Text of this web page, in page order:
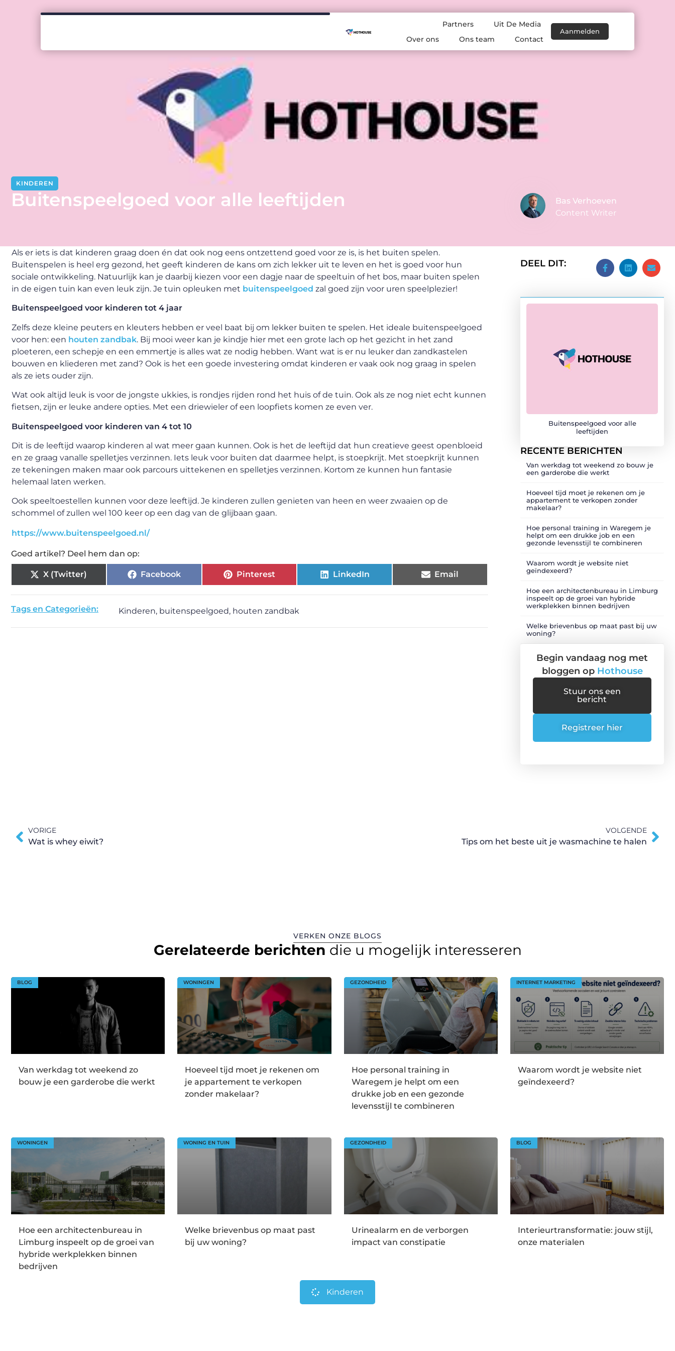
Partners
Uit De Media
Over ons
Ons team Contact
Aanmelden
KINDEREN
Buitenspeelgoed voor alle leeftijden
Bas Verhoeven
Content Writer
Als er iets is dat kinderen graag doen én dat ook nog eens ontzettend goed voor ze is, is het buiten spelen.
Buitenspelen is heel erg gezond, het geeft kinderen de kans om zich lekker uit te leven en het is goed voor hun
sociale ontwikkeling. Natuurlijk kan je daarbij kiezen voor een dagje naar de speeltuin of het bos, maar buiten spelen
in de eigen tuin kan even leuk zijn. Je tuin opleuken met buitenspeelgoed zal goed zijn voor uren speelplezier!
Buitenspeelgoed voor kinderen tot 4 jaar
Zelfs deze kleine peuters en kleuters hebben er veel baat bij om lekker buiten te spelen. Het ideale buitenspeelgoed
voor hen: een houten zandbak. Bij mooi weer kan je kindje hier met een grote lach op het gezicht in het zand
ploeteren, een schepje en een emmertje is alles wat ze nodig hebben. Want wat is er nu leuker dan zandkastelen
bouwen en kliederen met zand? Ook is het een goede investering omdat kinderen er vaak ook nog graag in spelen
als ze iets ouder zijn.
Wat ook altijd leuk is voor de jongste ukkies, is rondjes rijden rond het huis of de tuin. Ook als ze nog niet echt kunnen
fietsen, zijn er leuke andere opties. Met een driewieler of een loopfiets komen ze even ver.
Buitenspeelgoed voor kinderen van 4 tot 10
Dit is de leeftijd waarop kinderen al wat meer gaan kunnen. Ook is het de leeftijd dat hun creatieve geest openbloeid
en ze graag vanalle spelletjes verzinnen. Iets leuk voor buiten dat daarmee helpt, is stoepkrijt. Met stoepkrijt kunnen
ze tekeningen maken maar ook parcours uittekenen en spelletjes verzinnen. Kortom ze kunnen hun fantasie
helemaal laten werken.
Ook speeltoestellen kunnen voor deze leeftijd. Je kinderen zullen genieten van heen en weer zwaaien op de
schommel of zullen wel 100 keer op een dag van de glijbaan gaan.
https://www.buitenspeelgoed.nl/
Goed artikel? Deel hem dan op:
X (Twitter) Facebook Pinterest LinkedIn Email
Tags en Categorieën: Kinderen, buitenspeelgoed, houten zandbak
DEEL DIT:
Buitenspeelgoed voor alle
leeftijden
RECENTE BERICHTEN
Van werkdag tot weekend zo bouw je
een garderobe die werkt
Hoeveel tijd moet je rekenen om je
appartement te verkopen zonder
makelaar?
Hoe personal training in Waregem je
helpt om een drukke job en een
gezonde levensstijl te combineren
Waarom wordt je website niet
geïndexeerd?
Hoe een architectenbureau in Limburg
inspeelt op de groei van hybride
werkplekken binnen bedrijven
Welke brievenbus op maat past bij uw
woning?
Begin vandaag nog met
bloggen op Hothouse
Stuur ons een
bericht
Registreer hier
VORIGE
Wat is whey eiwit?
VOLGENDE
Tips om het beste uit je wasmachine te halen
VERKEN ONZE BLOGS
Gerelateerde berichten die u mogelijk interesseren
BLOG
Van werkdag tot weekend zo
bouw je een garderobe die werkt
WONINGEN
Hoeveel tijd moet je rekenen om
je appartement te verkopen
zonder makelaar?
GEZONDHEID
Hoe personal training in
Waregem je helpt om een
drukke job en een gezonde
levensstijl te combineren
INTERNET MARKETING
Waarom wordt je website niet
geïndexeerd?
WONINGEN
Hoe een architectenbureau in
Limburg inspeelt op de groei van
hybride werkplekken binnen
bedrijven
WONING EN TUIN
Welke brievenbus op maat past
bij uw woning?
GEZONDHEID
Urinealarm en de verborgen
impact van constipatie
BLOG
Interieurtransformatie: jouw stijl,
onze materialen
Kinderen